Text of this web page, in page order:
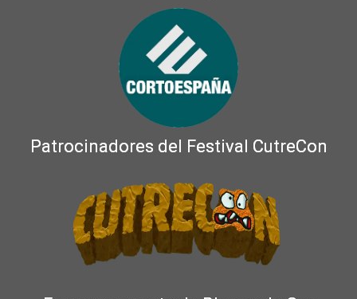
Patrocinadores del Festival CutreCon